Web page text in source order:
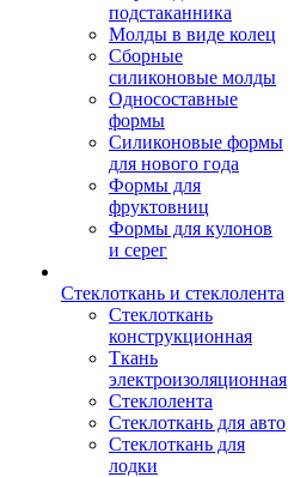
подстаканника
Молды в виде колец
Сборные
силиконовые молды
Односоставные
формы
Силиконовые формы
для нового года
Формы для
фруктовниц
Формы для кулонов
и серег
Стеклоткань и стеклолента
Стеклоткань
конструкционная
Ткань
электроизоляционная
Стеклолента
Стеклоткань для авто
Стеклоткань для
лодки